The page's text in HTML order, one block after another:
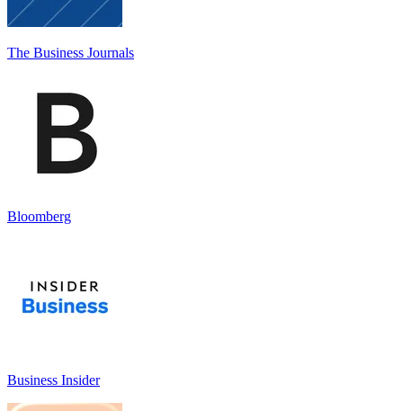
The Business Journals
Bloomberg
Business Insider